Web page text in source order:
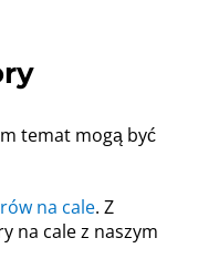
temat mogą być
na cale. Z
na cale z naszym